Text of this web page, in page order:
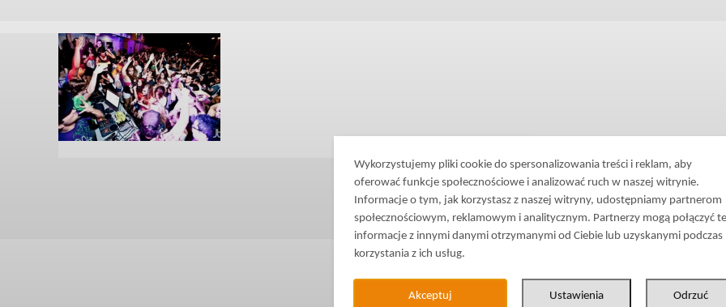
Wykorzystujemy pliki cookie do spersonalizowania treści i reklam, aby
oferować funkcje społecznościowe i analizować ruch w naszej witrynie.
Informacje o tym, jak korzystasz z naszej witryny, udostępniamy partnerom
społecznościowym, reklamowym i analitycznym. Partnerzy mogą połączyć te
informacje z innymi danymi otrzymanymi od Ciebie lub uzyskanymi podczas
korzystania z ich usług.
Akceptuj Ustawienia Odrzuć